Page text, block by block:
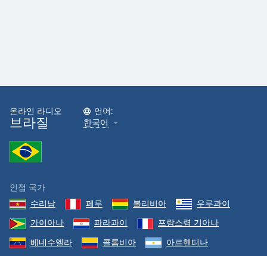
온라인 라디오
브라질
언어:
한국어
인접 국가
수리남
페루 볼리비아
우루과이
가이아나
파라과이
프랑스령 기아나
베네수엘라
콜롬비아 아르헨티나